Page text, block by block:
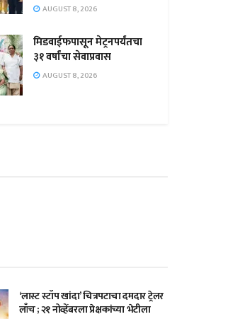
AUGUST 8, 2026
मिडवाईफपासून मेट्रनपर्यंतचा
३१ वर्षांचा सेवाप्रवास
AUGUST 8, 2026
‘लास्ट स्टॉप खांदा’ चित्रपटाचा दमदार ट्रेलर
लाँच ; २१ नोव्हेंबरला प्रेक्षकांच्या भेटीला